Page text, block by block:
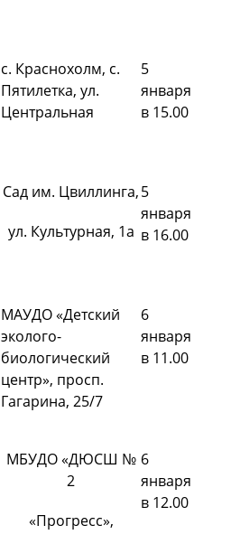
с. Краснохолм, с.
Пятилетка, ул.
Центральная
5
января
в 15.00
Сад им. Цвиллинга,
ул. Культурная, 1а
5
января
в 16.00
МАУДО «Детский
эколого-
биологический
центр», просп.
Гагарина, 25/7
6
января
в 11.00
МБУДО «ДЮСШ №
2
«Прогресс»,
6
января
в 12.00